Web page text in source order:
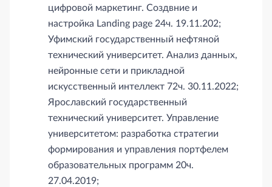
цифровой маркетинг. Создвние и
настройка Landing page 24ч. 19.11.202;
Уфимский государственный нефтяной
технический университет. Анализ данных,
нейронные сети и прикладной
искусственный интеллект 72ч. 30.11.2022;
Ярославский государственный
технический университет. Управление
университетом: разработка стратегии
формирования и управления портфелем
образовательных программ 20ч.
27.04.2019;